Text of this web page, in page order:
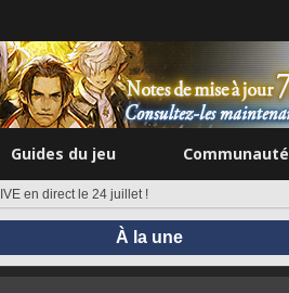
Guides du jeu Communauté
en direct le 24 juillet !
À la une